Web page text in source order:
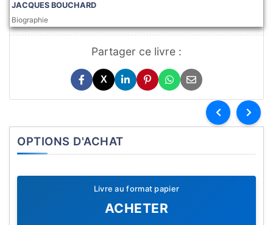
JACQUES BOUCHARD
Biographie
Partager ce livre :
X
OPTIONS D'ACHAT
Livre au format papier
ACHETER